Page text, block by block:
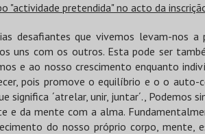
"actividade pretendida" no acto da
desafiantes que vivemos levam-nos
uns com os outros. Esta pode ser
e ao nosso crescimento enquanto
pois promove o equilíbrio e o o auto-
significa ´atrelar, unir, juntar´., Podemos
e da mente com a alma.
do nosso próprio corpo, mente,